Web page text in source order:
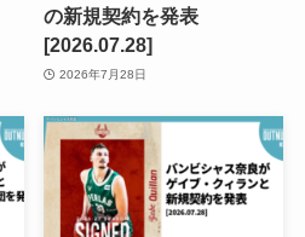
の新規契約を発表
[2026.07.28]
2026年7月28日